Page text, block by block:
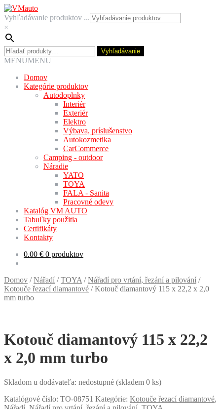
Preskočiť
na
navigáciu
Preskočiť
na
obsah
Vyhľadávanie produktov ...
×
Hľadať: Vyhľadávanie
MENUMENU
Domov
Kategórie produktov
Autodoplnky
Interiér
Exteriér
Elektro
Výbava, príslušenstvo
Autokozmetika
CarCommerce
Camping - outdoor
Náradie
YATO
TOYA
FALA - Sanita
Pracovné odevy
Katalóg VM AUTO
Tabuľky použitia
Certifikáty
Kontakty
0.00 € 0 produktov
Domov /Nářadí /TOYA /Nářadí pro vrtání, řezání a pilování /
Kotouče řezací diamantové /Kotouč diamantový 115 x 22,2 x 2,0
mm turbo
Kotouč diamantový 115 x 22,2
x 2,0 mm turbo
Skladom u dodávateľa: nedostupné (skladem 0 ks)
Katalógové číslo: TO-08751 Kategórie: Kotouče řezací diamantové,